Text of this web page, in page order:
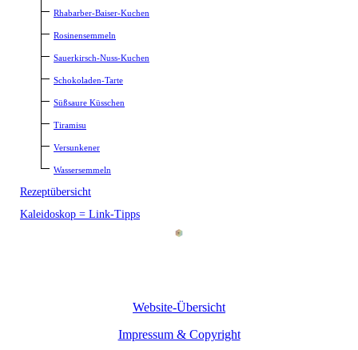
Rhabarber-Baiser-Kuchen
Rosinensemmeln
Sauerkirsch-Nuss-Kuchen
Schokoladen-Tarte
Süßsaure Küsschen
Tiramisu
Versunkener
Wassersemmeln
Rezeptübersicht
Kaleidoskop = Link-Tipps
Website-Übersicht
Impressum & Copyright